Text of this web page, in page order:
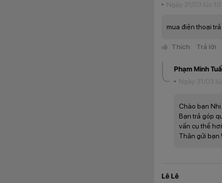
Ngày 31/03 lúc
mua điện thoại
Thích Trả lời
Phạm Minh
Ngày 31/03
Chào bạn Nhi.
Bạn trả góp
vấn cụ thể
Thân gửi bạn !
Lê Lê